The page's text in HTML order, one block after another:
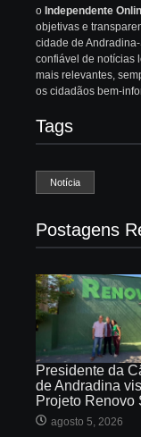
o Independente
objetivas e
cidade de
confiável de notícias
mais relevantes,
os cidadãos bem-
Tags
Notícia
Postagens
Presidente da
de Andradina
Projeto Renovo
agosto 5, 2026